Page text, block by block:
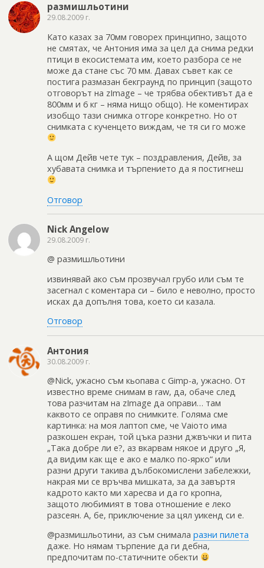
размишльотини
29.08.2009 г.
Като казах за 70мм говорех принципно, защото
не смятах, че Антония има за цел да снима редки
птици в екосистемата им, което разбора се не
може да стане със 70 мм. Давах съвет как се
постига размазан бекграунд по принцип (защото
отговорът на zImage – че трябва обективът да е
800мм и 6 кг – няма нищо общо). Не коментирах
изобщо тази снимка отгоре конкретно. Но от
снимката с кученцето виждам, че тя си го може
А щом Дейв чете тук – поздравления, Дейв, за
хубавата снимка и търпението да я постигнеш
Отговор
Nick Angelow
29.08.2009 г.
@ размишльотини
извинявай ако съм прозвучал грубо или съм те
засегнал с коментара си – било е неволно, просто
исках да допълня това, което си казала.
Отговор
Антония
30.08.2009 г.
@Nick, ужасно съм кьопава с Gimp-a, ужасно. От
известно време снимам в raw, да, обаче след
това разчитам на zImage да оправи… там
каквото се оправя по снимките. Голяма сме
картинка: на моя лаптоп сме, че Vaioто има
разкошен екран, той цъка разни джвъчки и пита
„Така добре ли е?, аз вкарвам някое и друго „Я,
да видим как ще е ако е малко по-ярко“ или
разни други такива дълбокомислени забележки,
накрая ми се връчва мишката, за да завъртя
кадрото както ми харесва и да го кропна,
защото любимият в това отношение е леко
разсеян. А, бе, приключение за цял уикенд си е.
@размишльотини, аз съм снимала разни пилета
даже. Но нямам търпение да ги дебна,
предпочитам по-статичните обекти